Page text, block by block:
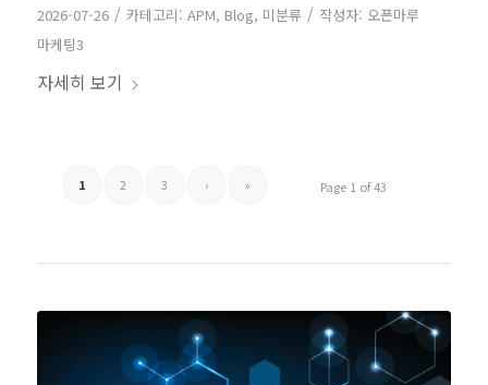
2026-07-26 / 카테고리: APM, Blog, 미분류 / 작성자: 오픈마루
마케팅3
자세히 보기
Page 1 of 43
1 2 3 › »